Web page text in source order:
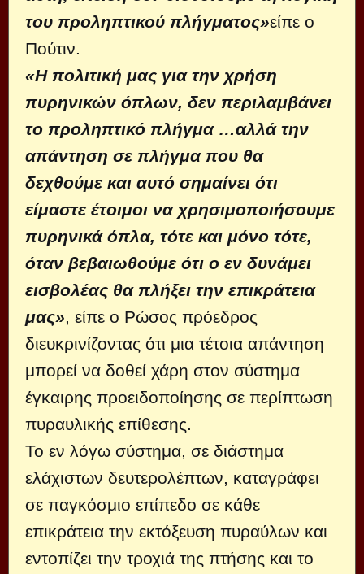
του προληπτικού πλήγματος»είπε ο
Πούτιν.
«Η πολιτική μας για την χρήση
πυρηνικών όπλων, δεν περιλαμβάνει
το προληπτικό πλήγμα …αλλά την
απάντηση σε πλήγμα που θα
δεχθούμε και αυτό σημαίνει ότι
είμαστε έτοιμοι να χρησιμοποιήσουμε
πυρηνικά όπλα, τότε και μόνο τότε,
όταν βεβαιωθούμε ότι ο εν δυνάμει
εισβολέας θα πλήξει την επικράτεια
μας», είπε ο Ρώσος πρόεδρος
διευκρινίζοντας ότι μια τέτοια απάντηση
μπορεί να δοθεί χάρη στον σύστημα
έγκαιρης προειδοποίησης σε περίπτωση
πυραυλικής επίθεσης.
Το εν λόγω σύστημα, σε διάστημα
ελάχιστων δευτερολέπτων, καταγράφει
σε παγκόσμιο επίπεδο σε κάθε
επικράτεια την εκτόξευση πυραύλων και
εντοπίζει την τροχιά της πτήσης και το